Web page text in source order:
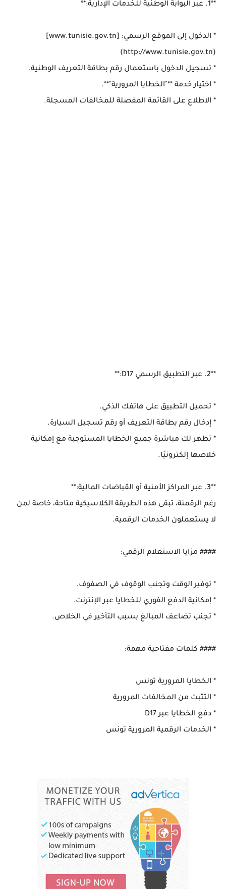
**1. عبر البوابة الوطنية للخدمات الإدارية:**
* الدخول إلى الموقع الرسمي: [www.tunisie.gov.tn]
(http://www.tunisie.gov.tn)
* تسجيل الدخول باستعمال رقم بطاقة التعريف الوطنية.
* اختيار خدمة **"الخطايا المرورية"**.
* الاطلاع على القائمة المفصلة للمخالفات المسجلة.
**2. عبر التطبيق الرسمي D17:**
* تحميل التطبيق على هاتفك الذكي.
* إدخال رقم بطاقة التعريف أو رقم تسجيل السيارة.
* تظهر لك مباشرة جميع الخطايا المستوجبة مع إمكانية
خلاصها إلكترونيًا.
**3. عبر المراكز الأمنية أو القباضات المالية:**
رغم الرقمنة، تبقى هذه الطريقة الكلاسيكية متاحة، خاصة لمن
لا يستعملون الخدمات الرقمية.
#### مزايا الاستعلام الرقمي:
* توفير الوقت وتجنب الوقوف في الصفوف.
* إمكانية الدفع الفوري للخطايا عبر الإنترنت.
* تجنب تضاعف المبالغ بسبب التأخير في الخلاص.
#### كلمات مفتاحية مهمة:
* الخطايا المرورية تونس
* التثبت من المخالفات المرورية
* دفع الخطايا عبر D17
* الخدمات الرقمية المرورية تونس